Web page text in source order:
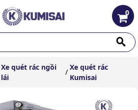
0
Xe quét rác ngồi
lái
/
Xe quét rác
Kumisai